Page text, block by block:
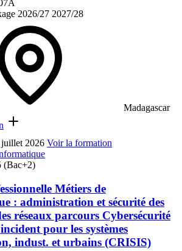
2026/27 2027/28
Madagascar
juillet 2026 Voir la formation
(Bac+2)
Métiers de
: administration et sécurité des
réseaux parcours Cybersécurité
pour les systèmes
indust. et urbains (CRISIS)